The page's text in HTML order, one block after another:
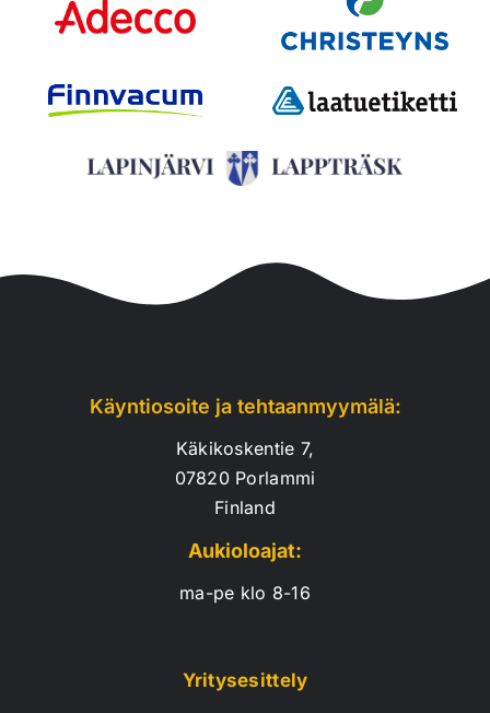
Käyntiosoite ja tehtaanmyymälä:
Käkikoskentie 7,
07820 Porlammi
Finland
Aukioloajat:
ma-pe klo 8-16
Yritysesittely